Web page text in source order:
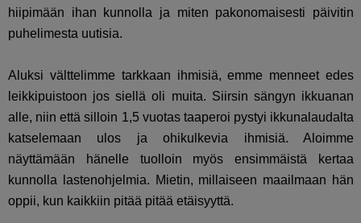
hiipimään ihan kunnolla ja miten pakonomaisesti päivitin
puhelimesta uutisia.
Aluksi välttelimme tarkkaan ihmisiä, emme menneet edes
leikkipuistoon jos siellä oli muita. Siirsin sängyn ikkuanan
alle, niin että silloin 1,5 vuotas taaperoi pystyi ikkunalaudalta
katselemaan ulos ja ohikulkevia ihmisiä. Aloimme
näyttämään hänelle tuolloin myös ensimmäistä kertaa
kunnolla lastenohjelmia. Mietin, millaiseen maailmaan hän
oppii, kun kaikkiin pitää pitää etäisyyttä.